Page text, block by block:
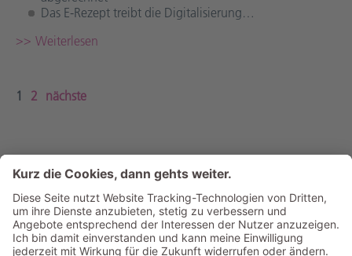
Das E-Rezept treibt die Digitalisierung…
Weiterlesen
1 2 nächste